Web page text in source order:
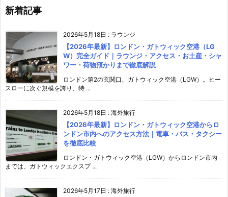
新着記事
2026年5月18日 : ラウンジ
【2026年最新】ロンドン・ガトウィック空港（LG
W）完全ガイド｜ラウンジ・アクセス・お土産・シャ
ワー・荷物預かりまで徹底解説
ロンドン第2の玄関口、ガトウィック空港（LGW）。ヒー
スローに次ぐ規模を誇り、特 ...
2026年5月18日 : 海外旅行
【2026年最新】ロンドン・ガトウィック空港からロ
ンドン市内へのアクセス方法｜電車・バス・タクシー
を徹底比較
ロンドン・ガトウィック空港（LGW）からロンドン市内
までは、ガトウィックエクスプ ...
2026年5月17日 : 海外旅行